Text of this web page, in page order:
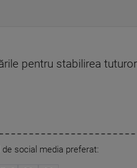
pentru stabilirea
social media preferat: